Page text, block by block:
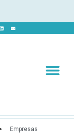
Empresas